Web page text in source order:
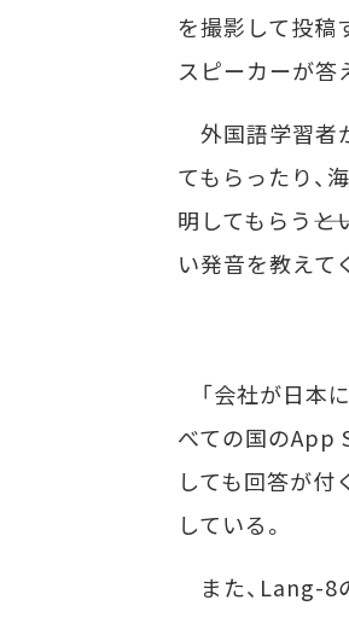
を撮影して投稿
スピーカーが答
外国語学習者
てもらったり、
明してもらう――
い発音を教えて
「会社が日本
べての国のApp
しても回答が
している。
また、Lang-8